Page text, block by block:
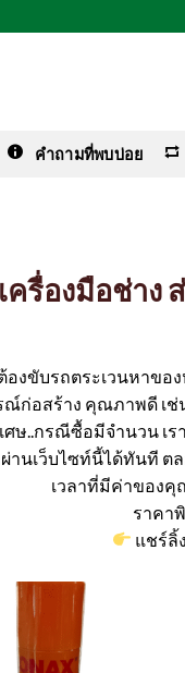
คำถามที่พบบ่อย
เครื่องมือช่าง
งขับรถตระเวนหาของ
ก่อสร้าง คุณภาพดี เช่
ศษ..กรณีซื้อมีจำนวน เ
านเว็บไซท์นี้ได้ทันที ต
เวลาที่มีค่าของคุ
ราคา
แชร์ลิ้